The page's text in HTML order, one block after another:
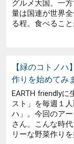
グルメ大国。一
量は国連が世界
る程。食べるこ
【緑のコトノ
作りを始めてみ
EARTH friendly
スト」を毎週１
ハ」。今回のア
さん。こんな時
リーな野菜作り